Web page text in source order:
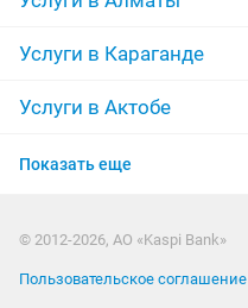
ремонт стиральных машин
грузоперевозки газель
реставрация мебели
Услуги в Караганде
Услуги в Актобе
Услуги в Актау
Услуги в Атырау
Показать еще
© 2012-2026, АО «Kaspi Bank»
Пользовательское соглашение